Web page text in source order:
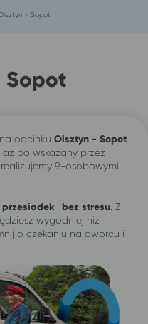
- Sopot
Sopot
odcinku Olsztyn - Sopot
po wskazany przez
9-osobowymi
przesiadek i bez stresu . Z
wygodniej niż
o czekaniu na dworcu i